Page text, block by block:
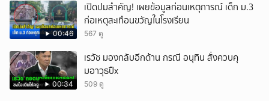
00:46
เปิดปมสำคัญ! เผยข้อมูลก่อนเหตุการณ์ เด็ก ม.3
ก่อเหตุสะเทือนขวัญในโรงเรียน
567 ดู
00:34
เรวัช มองกลับอีกด้าน กรณี อนุทิน สั่งควบคุ
มอาวุธปืx
509 ดู